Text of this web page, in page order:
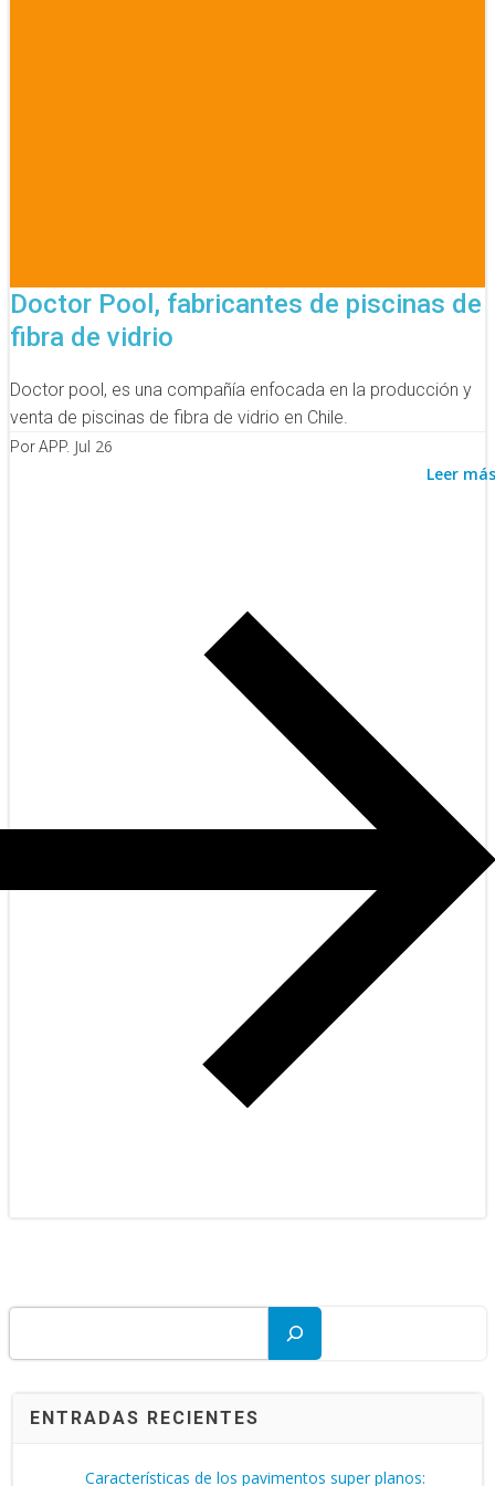
Doctor Pool, fabricantes de piscinas de
fibra de vidrio
Doctor pool, es una compañía enfocada en la producción y
venta de piscinas de fibra de vidrio en Chile.
Por APP. Jul 26
Leer más
ENTRADAS RECIENTES
Características de los pavimentos super planos: